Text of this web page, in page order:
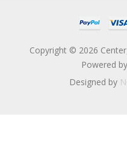
Copyright © 2026
Powered by
Designed by